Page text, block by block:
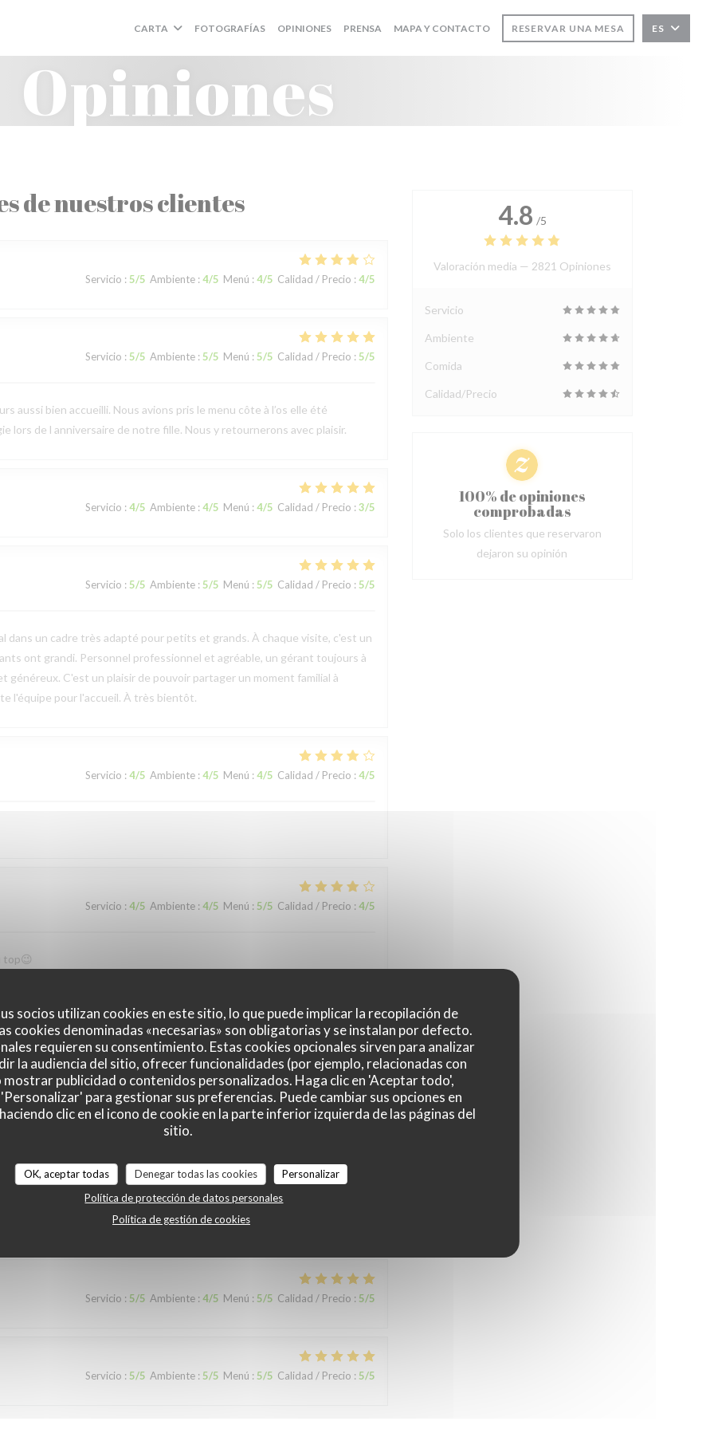
socios utilizan cookies en este sitio, lo que puede implicar la recopilación de
cookies denominadas «necesarias» son obligatorias y se instalan por defecto.
requieren su consentimiento. Estas cookies opcionales sirven para analizar
la audiencia del sitio, ofrecer funcionalidades (por ejemplo, relacionadas con
mostrar publicidad o contenidos personalizados. Haga clic en 'Aceptar todo',
para gestionar sus preferencias. Puede cambiar sus opciones en
clic en el icono de cookie en la parte inferior izquierda de las páginas del
sitio.
OK, aceptar todas Denegar todas las cookies
Personalizar
Política de protección de datos personales
Política de gestión de cookies
CARTA FOTOGRAFÍAS OPINIONES PRENSA MAPA Y CONTACTO RESERVAR UNA MESA ES
Opiniones
de nuestros clientes
Servicio : 5/5 Ambiente: 4/5 Menú : 4/5 Calidad / Precio : 4/5
Servicio : 5/5 Ambiente: 5/5 Menú : 5/5 Calidad / Precio : 5/5
aussi bien accueilli. Nous avions pris le menu côte à l’os elle été
lors de l anniversaire de notre fille. Nous y retournerons avec plaisir.
Servicio : 4/5 Ambiente: 4/5 Menú : 4/5 Calidad / Precio : 3/5
Servicio : 5/5 Ambiente: 5/5 Menú : 5/5 Calidad / Precio : 5/5
dans un cadre très adapté pour petits et grands. À chaque visite, c'est un
ont grandi. Personnel professionnel et agréable, un gérant toujours à
généreux. C'est un plaisir de pouvoir partager un moment familial à
l'équipe pour l'accueil. À très bientôt.
Servicio : 4/5 Ambiente: 4/5 Menú : 4/5 Calidad / Precio : 4/5
Servicio : 4/5 Ambiente: 4/5 Menú : 5/5 Calidad / Precio : 4/5
top😉
Servicio:5/5 Ambiente: 5/5 Menú : 5/5 Calidad / Precio: 5/5
Servicio :2/5 Ambiente:1/5 Menú:2/5 Calidad / Precio
poulet chaud …
Servicio : 5/5 Ambiente: 4/5 Menú : 5/5 Calidad / Precio : 5/5
Servicio : 5/5 Ambiente: 5/5 Menú : 5/5 Calidad / Precio : 5/5
4.8 /5
Valoración media — 2821 Opiniones
Servicio
Ambiente
Comida
Calidad/Precio
100% de opiniones
comprobadas
Solo los clientes que reservaron
dejaron su opinión